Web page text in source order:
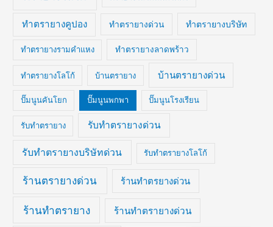
ทำตรายางคูปอง ทำตรายางด่วน ทำตรายางบริษัท
ทำตรายางรามคำแหง ทำตรายางลาดพร้าว
ทำตรายางโลโก้ บ้านตรายาง บ้านตรายางด่วน
ปั๊มนูนคันโยก ปั๊มนูนพกพา ปั๊มนูนโรงเรียน
รับทำตรายาง รับทำตรายางด่วน
รับทำตรายางบริษัทด่วน รับทำตรายางโลโก้
ร้านตรายางด่วน ร้านทำตรยางด่วน
ร้านทำตรายาง ร้านทำตรายางด่วน